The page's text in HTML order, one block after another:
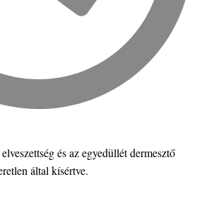
és az egyedüllét dermesztő
által kísértve.